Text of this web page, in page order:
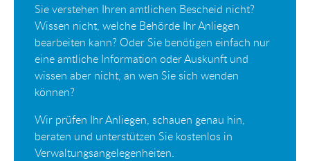
Sie verstehen Ihren amtlichen Bescheid nicht?
Wissen nicht, welche Behörde Ihr Anliegen
bearbeiten kann? Oder Sie benötigen einfach nur
eine amtliche Information oder Auskunft und
wissen aber nicht, an wen Sie sich wenden
können?
Wir prüfen Ihr Anliegen, schauen genau hin,
beraten und unterstützen Sie kostenlos in
Verwaltungsangelegenheiten.